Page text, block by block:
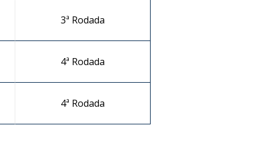
3ª Rodada
4ª Rodada
4ª Rodada